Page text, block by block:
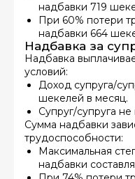
надбавки 719
При 60% потери
надбавки 664
Надбавка за
Надбавка
условий:
Доход супруга/
шекелей в месяц.
Супруг/супруга
Сумма надбавки
трудоспособности:
Максимальная
надбавки